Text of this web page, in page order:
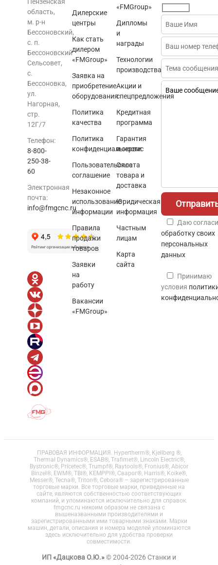
Пензенская
область,
м. р-н
Бессоновский,
с. п.
Бессоновский
Сельсовет,
с.
Бессоновка,
ул.
Нагорная,
стр.
12Г/7
Телефон:
8-800-
250-38-
60
Электронная
почта:
info@fmgcnc.ru
Дилерские
центры
Как стать
дилером
«FMGroup»
Заявка на
приобретение
оборудования
Политика
качества
Политика
конфиденциальности
Пользовательское
соглашение
Незаконное
использование
информации
Правила
продажи
товаров
Заявки
на
работу
Вакансии
«FMGroup»
«FMGroup»
Дипломы
и
награды
Технологии
производства
Акции и
спецпредложения
Кредитная
программа
Гарантия
и сервис
Оплата
товара и
доставка
Юридическая
информация
Частным
лицам
Карта
сайта
Даю
обработку своих
персональных
данных
Принимаю
условия
ПРАВОВАЯ ИНФОРМАЦИЯ. Hypertherm®, Kjellberg ®,
Thermal Dynamics®, ESAB®, Trafimet®, Lincoln Electric®,
Bystronic®, Pricetec®, Trumpf®, Raytools®, Fronius®, Abicor
Binzel®, EWM®, TBI®, KEMPPI®, Сварог®, Harris®, Koike®,
Messer®, Tecna®, Triton®, Cebora® – зарегистрированные
торговые марки. Все торговые марки, приведенные на
сайте, являются собственностью соответствующих
компаний, и упоминаются исключительно для справок.
fmgcnc.ru никоим образом не связана с
вышеназванными производителями и
зарегистрированными ими товарными знаками. Марки
машин, детали, описания и номера моделей упоминаются
здесь исключительно для удобства проверки
совместимости.
ИП «Дацкова О.Ю.»© 2004-2026 Станки и